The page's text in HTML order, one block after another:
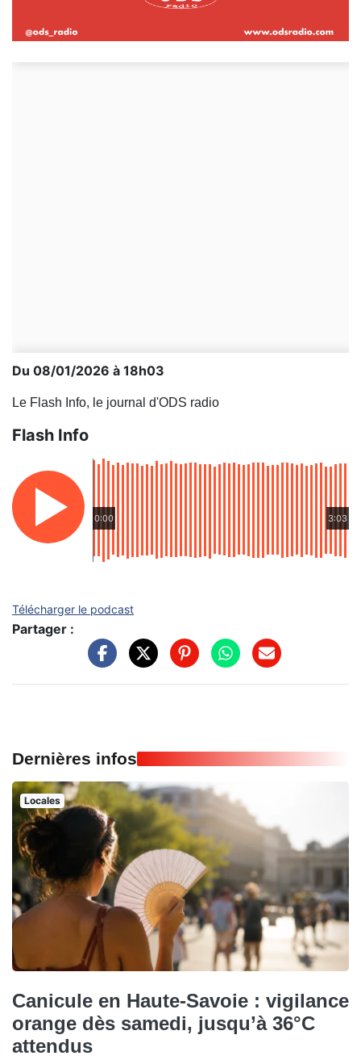
Du 08/01/2026 à 18h03
Le Flash Info, le journal d'ODS radio
Flash Info
0:00 3:03
Télécharger le podcast
Partager :
Dernières infos
Locales
Canicule en Haute-Savoie : vigilance
orange dès samedi, jusqu’à 36°C
attendus